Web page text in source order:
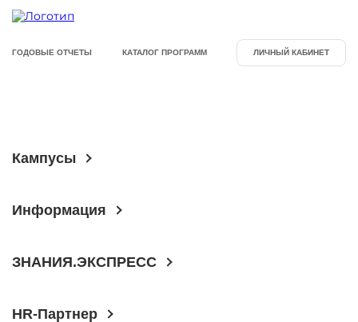
ГОДОВЫЕ ОТЧЕТЫ КАТАЛОГ ПРОГРАММ ЛИЧНЫЙ КАБИНЕТ
Кампусы
Информация
ЗНАНИЯ.ЭКСПРЕСС
HR-Партнер